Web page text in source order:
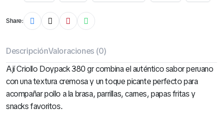
Share:
DescripciónValoraciones (0)
Ají Criollo Doypack 380 gr combina el auténtico sabor peruano
con una textura cremosa y un toque picante perfecto para
acompañar pollo a la brasa, parrillas, carnes, papas fritas y
snacks favoritos.